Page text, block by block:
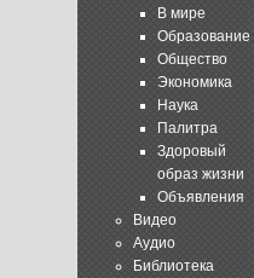
В мире
Образование
Общество
Экономика
Наука
Палитра
Здоровый
образ жизни
Объявления
Видео
Аудио
Библиотека